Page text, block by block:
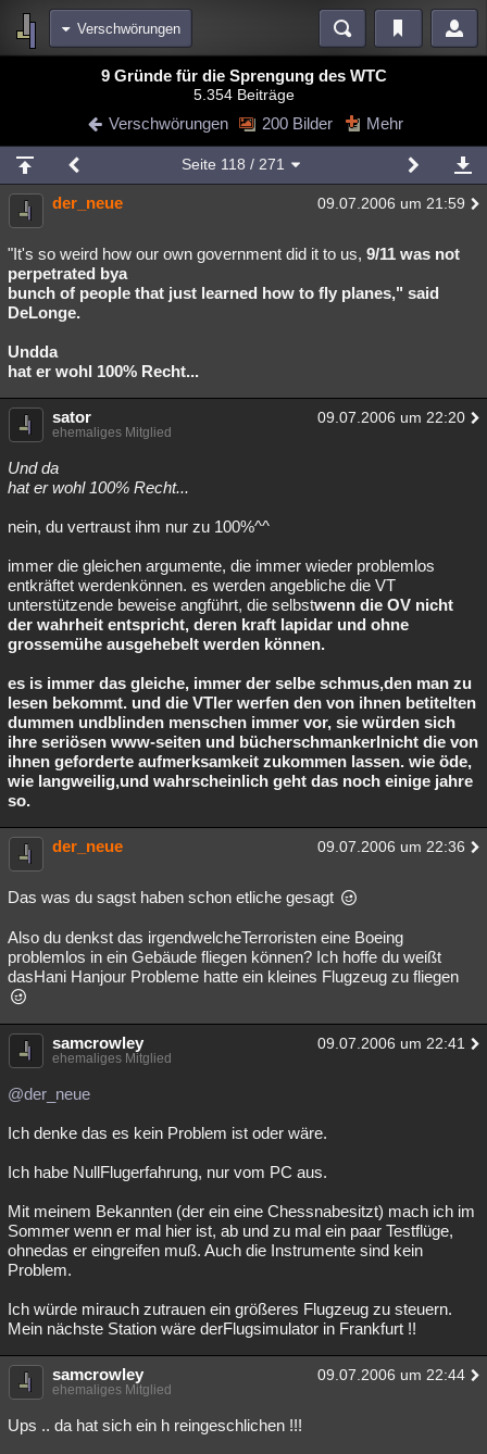
Verschwörungen
Blogs Videos
Chat Wiki Neuigkeiten
meine Rubriken
Menschen Wissenschaft Mystery Kriminalfälle
Spiritualität Verschwörungen Technologie Ufologie
Natur Umfragen Unterhaltung
weitere Rubriken
Philosophie
Astronomie Helpdesk Gruppen Gaming Filme
Musik Clash
Übersichten
9 Gründe für die Sprengung des WTC
5.354 Beiträge
Verschwörungen 200 Bilder Mehr
Seite 118 / 271
der_neue 09.07.2006 um 21:59
"It's so weird how our own government did it to us, 9/11 was not
perpetrated bya
bunch of people that just learned how to fly planes," said
DeLonge.
Undda
hat er wohl 100% Recht...
sator 09.07.2006 um 22:20
ehemaliges Mitglied
Und da
hat er wohl 100% Recht...
nein, du vertraust ihm nur zu 100%^^
immer die gleichen argumente, die immer wieder problemlos
entkräftet werdenkönnen. es werden angebliche die VT
unterstützende beweise angführt, die selbstwenn die OV nicht
der wahrheit entspricht, deren kraft lapidar und ohne
grossemühe ausgehebelt werden können.
es is immer das gleiche, immer der selbe schmus,den man zu
lesen bekommt. und die VTler werfen den von ihnen betitelten
dummen undblinden menschen immer vor, sie würden sich
ihre seriösen www-seiten und bücherschmankerlnicht die von
ihnen geforderte aufmerksamkeit zukommen lassen. wie öde,
wie langweilig,und wahrscheinlich geht das noch einige jahre
so.
der_neue 09.07.2006 um 22:36
Das was du sagst haben schon etliche gesagt
Also du denkst das irgendwelcheTerroristen eine Boeing
problemlos in ein Gebäude fliegen können? Ich hoffe du weißt
dasHani Hanjour Probleme hatte ein kleines Flugzeug zu fliegen
samcrowley 09.07.2006 um 22:41
ehemaliges Mitglied
@der_neue
Ich denke das es kein Problem ist oder wäre.
Ich habe NullFlugerfahrung, nur vom PC aus.
Mit meinem Bekannten (der ein eine Chessnabesitzt) mach ich im
Sommer wenn er mal hier ist, ab und zu mal ein paar Testflüge,
ohnedas er eingreifen muß. Auch die Instrumente sind kein
Problem.
Ich würde mirauch zutrauen ein größeres Flugzeug zu steuern.
Mein nächste Station wäre derFlugsimulator in Frankfurt !!
samcrowley 09.07.2006 um 22:44
ehemaliges Mitglied
Ups .. da hat sich ein h reingeschlichen !!!